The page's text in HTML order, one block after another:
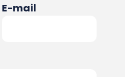
E-mail